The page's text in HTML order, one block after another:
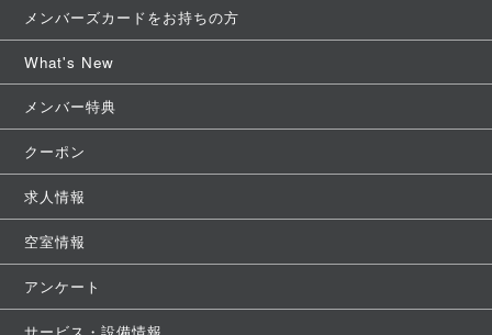
メンバーズカードをお持ちの方
What's New
メンバー特典
クーポン
求人情報
空室情報
アンケート